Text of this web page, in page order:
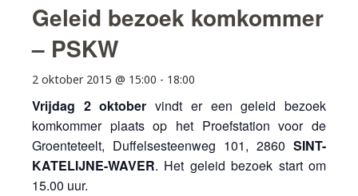
Geleid bezoek komkommer
– PSKW
2 oktober 2015 @ 15:00 - 18:00
Vrijdag 2 oktober vindt er een geleid bezoek
komkommer plaats op het Proefstation voor de
Groenteteelt, Duffelsesteenweg 101, 2860 SINT-
KATELIJNE-WAVER. Het geleid bezoek start om
15.00 uur.